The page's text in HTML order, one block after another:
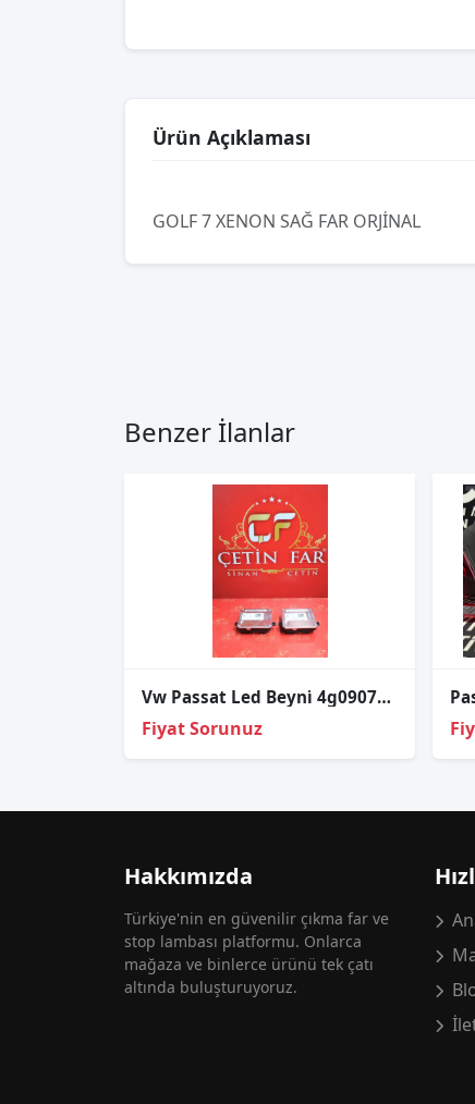
Ürün Açıklaması
GOLF 7 XENON SAĞ FAR ORJİNAL
Benzer İlanlar
Vw Passat Led Beyni̇ 4g0907697h
Fiyat Sorunuz
Hakkımızda
Türkiye'nin en güvenilir çıkma far ve
stop lambası platformu. Onlarca
mağaza ve binlerce ürünü tek çatı
altında buluşturuyoruz.